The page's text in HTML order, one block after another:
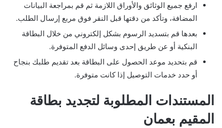
ارفع جميع الوثائق والأوراق اللازمة ثم قم بمراجعة البيانات
المضافة، وتأكد من دقتها قبل النقر فوق مربع إرسال الطلب.
بعدها قم بتسديد الرسوم بشكل إلكتروني من خلال البطاقة
البنكية أو عن طريق إحدى وسائل الدفع المتوفرة.
قم بتحديد موعد الحصول على البطاقة بعد تقديم طلبك بنجاح
أو حدد خدمات التوصيل إذا كانت متوفرة.
المستندات المطلوبة لتجديد بطاقة
المقيم بعمان